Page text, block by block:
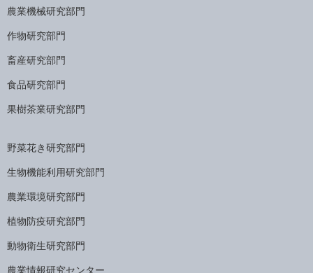
農業機械研究部門
作物研究部門
畜産研究部門
食品研究部門
果樹茶業研究部門
野菜花き研究部門
生物機能利用研究部門
農業環境研究部門
植物防疫研究部門
動物衛生研究部門
農業情報研究センター